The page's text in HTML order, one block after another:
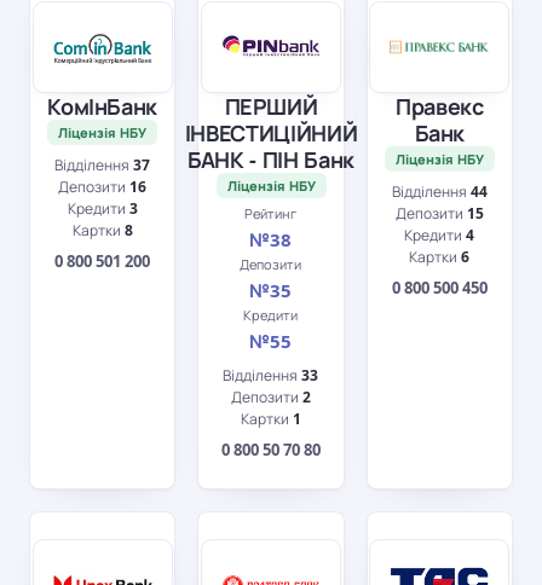
КомІнБанк
Ліцензія НБУ
Відділення37
Депозити 16
Кредити 3
Картки 8
0 800 501 200
ПЕРШИЙ
ІНВЕСТИЦІЙНИЙ
БАНК - ПІН Банк
Ліцензія НБУ
Рейтинг
№38
Депозити
№35
Кредити
№55
Відділення33
Депозити 2
Картки 1
0 800 50 70 80
Правекс
Банк
Ліцензія НБУ
Відділення 44
Депозити 15
Кредити4
Картки6
0 800 500 450